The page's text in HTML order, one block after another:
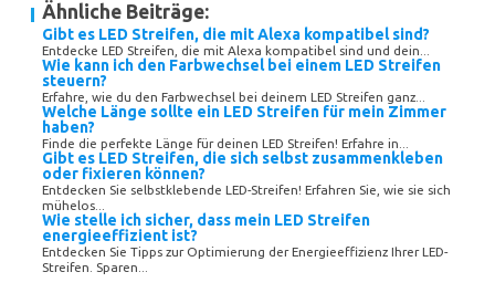
Ähnliche Beiträge:
Gibt es LED Streifen, die mit Alexa kompatibel sind?
Entdecke LED Streifen, die mit Alexa kompatibel sind und dein...
Wie kann ich den Farbwechsel bei einem LED Streifen
steuern?
Erfahre, wie du den Farbwechsel bei deinem LED Streifen ganz...
Welche Länge sollte ein LED Streifen für mein Zimmer
haben?
Finde die perfekte Länge für deinen LED Streifen! Erfahre in...
Gibt es LED Streifen, die sich selbst zusammenkleben
oder fixieren können?
Entdecken Sie selbstklebende LED-Streifen! Erfahren Sie, wie sie sich
mühelos...
Wie stelle ich sicher, dass mein LED Streifen
energieeffizient ist?
Entdecken Sie Tipps zur Optimierung der Energieeffizienz Ihrer LED-
Streifen. Sparen...